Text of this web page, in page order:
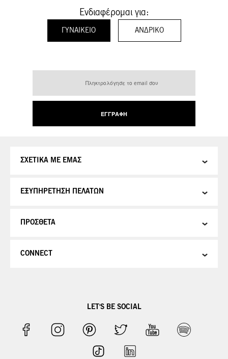
Ενδιαφέρομαι για:
ΓΥΝΑΙΚΕΊΟ ΑΝΔΡΙΚΌ
Ενημερωτικό
ΕΓΓΡΑΦΉ
ΣΧΕΤΙΚΑ ΜΕ ΕΜΑΣ
ΕΞΥΠΗΡΕΤΗΣΗ ΠΕΛΑΤΩΝ
ΠΡΟΣΘΕΤΑ
CONNECT
LET'S BE SOCIAL